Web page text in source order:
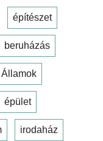
építészet
beruházás
épület
irodaház